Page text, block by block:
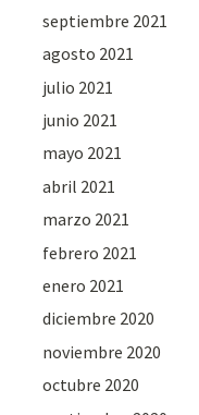
septiembre 2021
agosto 2021
julio 2021
junio 2021
mayo 2021
abril 2021
marzo 2021
febrero 2021
enero 2021
diciembre 2020
noviembre 2020
octubre 2020